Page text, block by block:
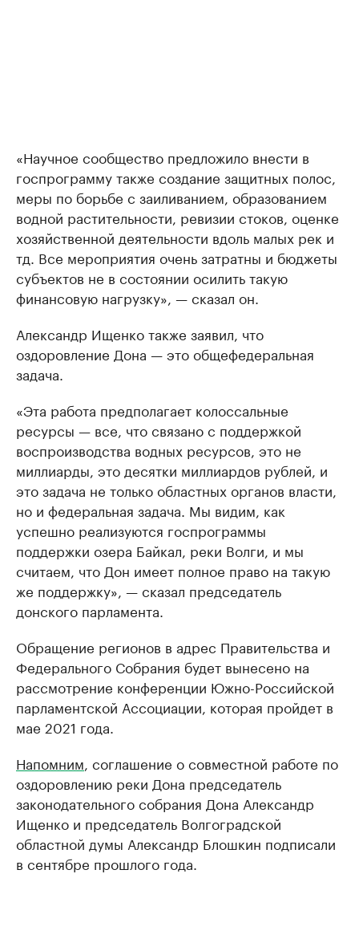
«Научное сообщество предложило внести в
госпрограмму также создание защитных полос,
меры по борьбе с заиливанием, образованием
водной растительности, ревизии стоков, оценке
хозяйственной деятельности вдоль малых рек и
тд. Все мероприятия очень затратны и бюджеты
субъектов не в состоянии осилить такую
финансовую нагрузку», — сказал он.
Александр Ищенко также заявил, что
оздоровление Дона — это общефедеральная
задача.
«Эта работа предполагает колоссальные
ресурсы — все, что связано с поддержкой
воспроизводства водных ресурсов, это не
миллиарды, это десятки миллиардов рублей, и
это задача не только областных органов власти,
но и федеральная задача. Мы видим, как
успешно реализуются госпрограммы
поддержки озера Байкал, реки Волги, и мы
считаем, что Дон имеет полное право на такую
же поддержку», — сказал председатель
донского парламента.
Обращение регионов в адрес Правительства и
Федерального Собрания будет вынесено на
рассмотрение конференции Южно-Российской
парламентской Ассоциации, которая пройдет в
мае 2021 года.
Напомним , соглашение о совместной работе по
оздоровлению реки Дона председатель
законодательного собрания Дона Александр
Ищенко и председатель Волгоградской
областной думы Александр Блошкин подписали
в сентябре прошлого года.